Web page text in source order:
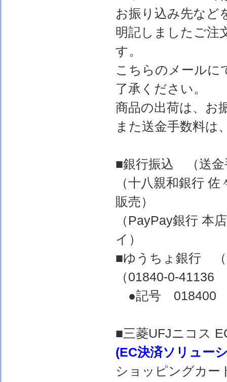
お振り込み先など
明記しましたご注
す。
こちらのメールに
了承ください。
商品の出荷は、お
また送金手数料は
■銀行振込 （送金
（十八親和銀行
販売）
（PayPay銀行
イ）
■ゆうちょ銀行 （
（01840-0-
●記号 018400
■三菱UFJニコス
(EC決済ソリュー
ショッピングカー